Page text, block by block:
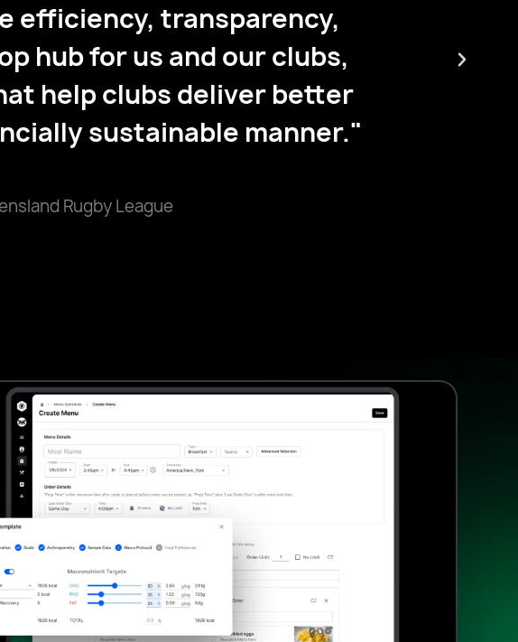
efficiency, transparency,
hub for us and our clubs,
help clubs deliver better
sustainable manner."
Rugby League